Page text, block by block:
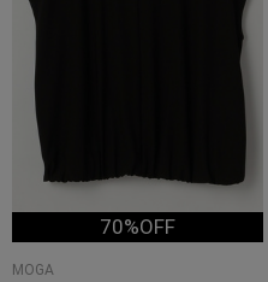
70%OFF
MOGA